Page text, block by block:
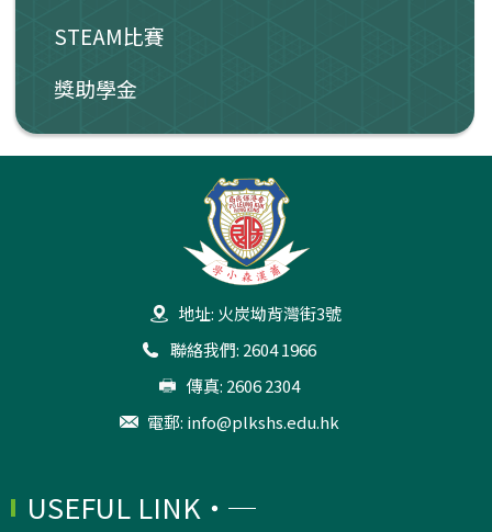
STEAM比賽
獎助學金
地址: 火炭坳背灣街3號
聯絡我們: 2604 1966
傳真: 2606 2304
電郵: info@plkshs.edu.hk
USEFUL LINK